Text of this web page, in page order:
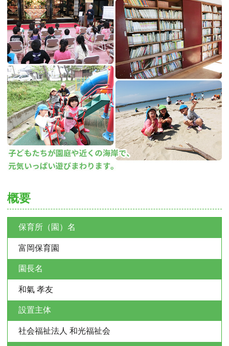
概要
保育所（園）名
富岡保育園
園長名
和氣 孝友
設置主体
社会福祉法人 和光福祉会